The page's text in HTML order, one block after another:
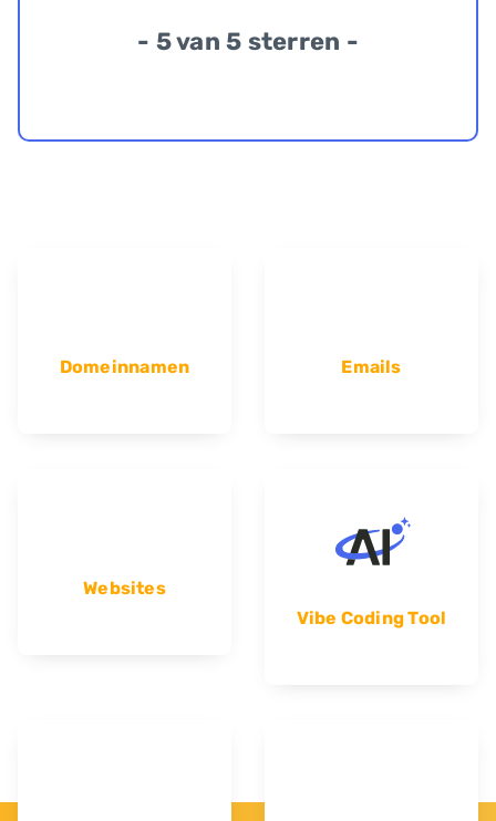
- 5 van 5 sterren -
Domeinnamen Emails
Websites
Vibe Coding Tool